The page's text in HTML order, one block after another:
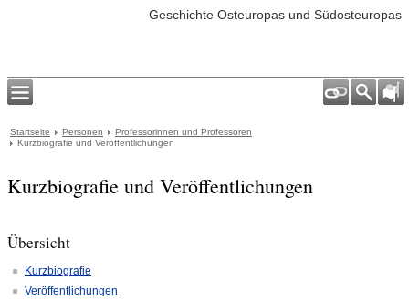
Geschichte Osteuropas und Südosteuropas
Startseite Personen
Professorinnen und Professoren
Kurzbiografie und Veröffentlichungen
Kurzbiografie und Veröffentlichungen
Übersicht
Kurzbiografie
Veröffentlichungen